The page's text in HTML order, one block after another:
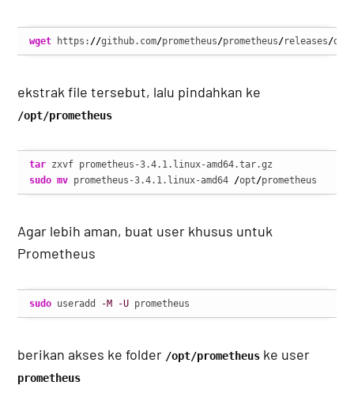
wget https: //github.com/prometheus/prometheus/releases/
ekstrak file tersebut, lalu pindahkan ke
/opt/prometheus
tar
sudo mv prometheus-3.4.1.linux-amd64 /opt/prometheus
Agar lebih aman, buat user khusus untuk
Prometheus
sudo useradd -M -U prometheus
berikan akses ke folder /opt/prometheus ke user
prometheus